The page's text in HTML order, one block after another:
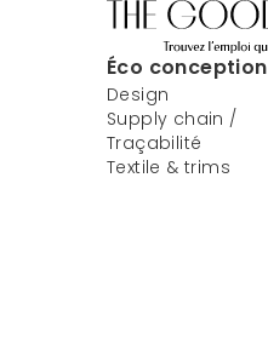
Éco conception
Design
Supply chain /
Traçabilité
Textile & trims